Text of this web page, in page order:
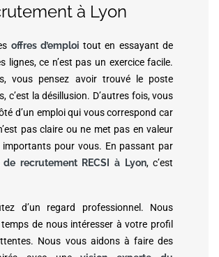
à Lyon
offres d’emploi tout en essayant de
lignes, ce n’est pas un exercice facile.
vous pensez avoir trouvé le poste
c’est la désillusion. D’autres fois, vous
d’un emploi qui vous correspond car
pas claire ou ne met pas en valeur
importants pour vous. En passant par
recrutement RECSI à Lyon, c’est
d’un regard professionnel. Nous
de nous intéresser à votre profil
Nous vous aidons à faire des